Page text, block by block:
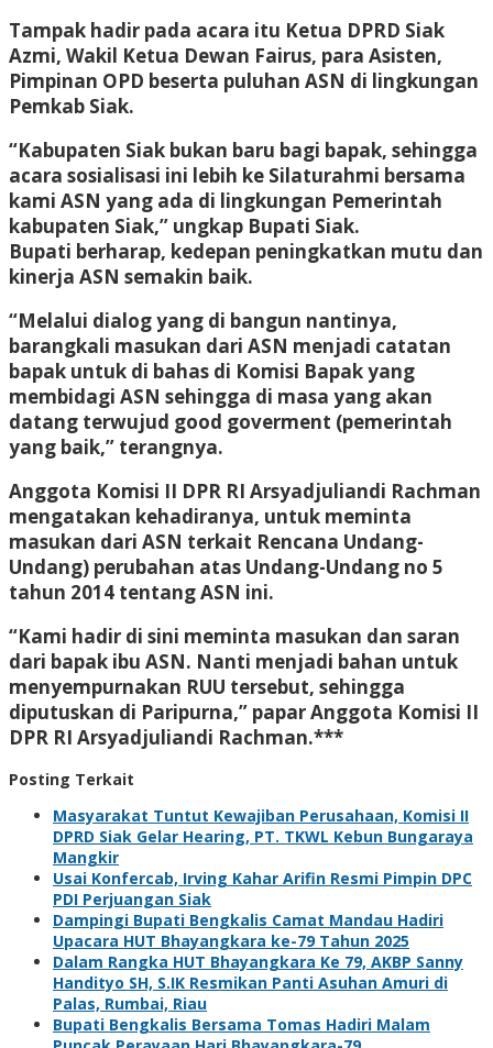
Tampak hadir pada acara itu Ketua DPRD Siak
Azmi, Wakil Ketua Dewan Fairus, para Asisten,
Pimpinan OPD beserta puluhan ASN di lingkungan
Pemkab Siak.
“Kabupaten Siak bukan baru bagi bapak, sehingga
acara sosialisasi ini lebih ke Silaturahmi bersama
kami ASN yang ada di lingkungan Pemerintah
kabupaten Siak,” ungkap Bupati Siak.
Bupati berharap, kedepan peningkatkan mutu dan
kinerja ASN semakin baik.
“Melalui dialog yang di bangun nantinya,
barangkali masukan dari ASN menjadi catatan
bapak untuk di bahas di Komisi Bapak yang
membidagi ASN sehingga di masa yang akan
datang terwujud good goverment (pemerintah
yang baik,” terangnya.
Anggota Komisi II DPR RI Arsyadjuliandi Rachman
mengatakan kehadiranya, untuk meminta
masukan dari ASN terkait Rencana Undang-
Undang) perubahan atas Undang-Undang no 5
tahun 2014 tentang ASN ini.
“Kami hadir di sini meminta masukan dan saran
dari bapak ibu ASN. Nanti menjadi bahan untuk
menyempurnakan RUU tersebut, sehingga
diputuskan di Paripurna,” papar Anggota Komisi II
DPR RI Arsyadjuliandi Rachman.***
Posting Terkait
Masyarakat Tuntut Kewajiban Perusahaan, Komisi II
DPRD Siak Gelar Hearing, PT. TKWL Kebun Bungaraya
Mangkir
Usai Konfercab, Irving Kahar Arifin Resmi Pimpin DPC
PDI Perjuangan Siak
Dampingi Bupati Bengkalis Camat Mandau Hadiri
Upacara HUT Bhayangkara ke-79 Tahun 2025
Dalam Rangka HUT Bhayangkara Ke 79, AKBP Sanny
Handityo SH, S.IK Resmikan Panti Asuhan Amuri di
Palas, Rumbai, Riau
Bupati Bengkalis Bersama Tomas Hadiri Malam